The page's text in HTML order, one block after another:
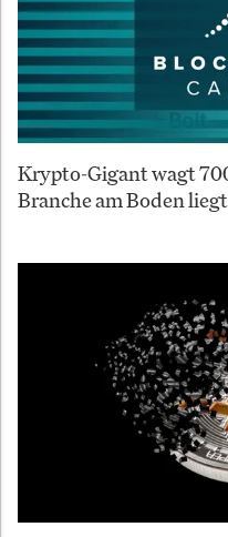
Krypto-Gigant wagt
Branche am Boden liegt